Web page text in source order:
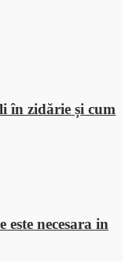
în zidărie și cum
necesara in